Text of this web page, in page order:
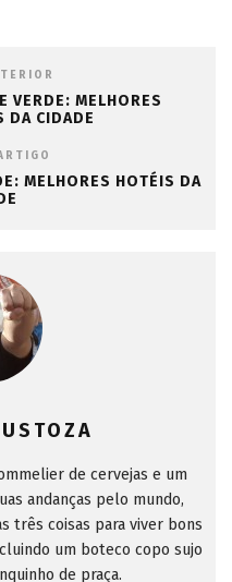
VERDE: MELHORES
DA CIDADE
MELHORES HOTÉIS DA
de cervejas e um
andanças pelo mundo,
três coisas para viver bons
um boteco copo sujo
de praça.